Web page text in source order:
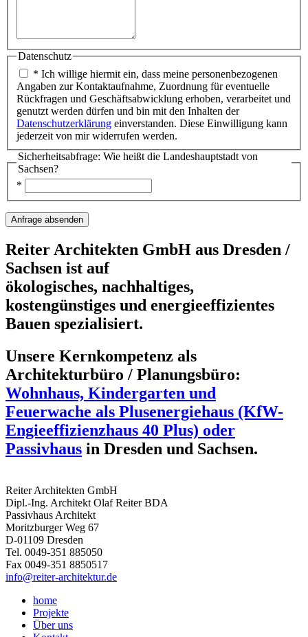
Datenschutz
* Ich willige hiermit ein, dass meine personenbezogenen
Angaben zur Kontaktaufnahme, Zuordnung für eventuelle
Rückfragen und Geschäftsabwicklung erhoben, verarbeitet und
genutzt werden dürfen und bin mit den Inhalten der
Datenschutzerklärung einverstanden. Diese Einwilligung kann
jederzeit von mir widerrufen werden.
Sicherheitsabfrage: Wie heißt die Landeshauptstadt von
Sachsen?
*
Reiter Architekten GmbH aus Dresden /
Sachsen ist auf
ökologisches, nachhaltiges,
kostengünstiges und energieeffizientes
Bauen spezialisiert.
Unsere Kernkompetenz als
Architekturbüro / Planungsbüro:
Wohnhaus, Kindergarten und
Feuerwache als Plusenergiehaus (KfW-
Engieeffizienzhaus 40 Plus) oder
Passivhaus in Dresden und Sachsen.
Reiter Architekten GmbH
Dipl.-Ing. Architekt Olaf Reiter BDA
Passivhaus Architekt
Moritzburger Weg 67
D-01109 Dresden
Tel. 0049-351 885050
Fax 0049-351 8850517
info@reiter-architektur.de
home
Projekte
Über uns